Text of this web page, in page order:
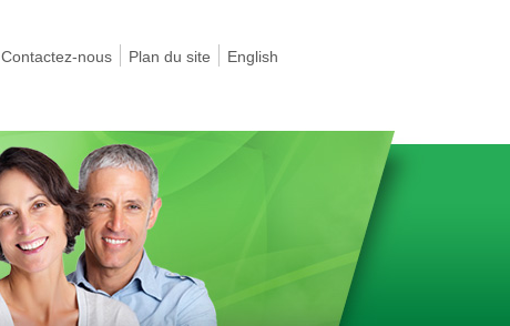
Contactez-nous Plan du site English